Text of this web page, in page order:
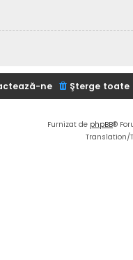
Şterge
ne
Furnizat de phpBB®
Translation/